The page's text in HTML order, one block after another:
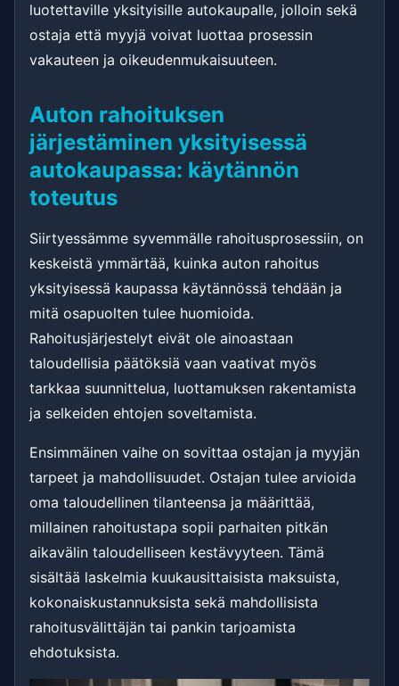
luotettaville yksityisille autokaupalle, jolloin sekä
ostaja että myyjä voivat luottaa prosessin
vakauteen ja oikeudenmukaisuuteen.
Auton rahoituksen
järjestäminen yksityisessä
autokaupassa: käytännön
toteutus
Siirtyessämme syvemmälle rahoitusprosessiin, on
keskeistä ymmärtää, kuinka auton rahoitus
yksityisessä kaupassa käytännössä tehdään ja
mitä osapuolten tulee huomioida.
Rahoitusjärjestelyt eivät ole ainoastaan
taloudellisia päätöksiä vaan vaativat myös
tarkkaa suunnittelua, luottamuksen rakentamista
ja selkeiden ehtojen soveltamista.
Ensimmäinen vaihe on sovittaa ostajan ja myyjän
tarpeet ja mahdollisuudet. Ostajan tulee arvioida
oma taloudellinen tilanteensa ja määrittää,
millainen rahoitustapa sopii parhaiten pitkän
aikavälin taloudelliseen kestävyyteen. Tämä
sisältää laskelmia kuukausittaisista maksuista,
kokonaiskustannuksista sekä mahdollisista
rahoitusvälittäjän tai pankin tarjoamista
ehdotuksista.